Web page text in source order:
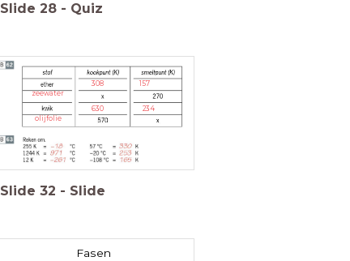
Slide 28 - Quiz
308 157
zeewater
630 234
olijfolie
Slide 32 - Slide
Fasen